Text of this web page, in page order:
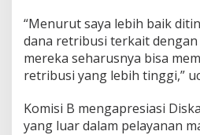
“Menurut saya lebih baik
dana retribusi terkait
mereka seharusnya bisa
retribusi yang lebih tinggi,”
Komisi B mengapresiasi
yang luar dalam pelayanan